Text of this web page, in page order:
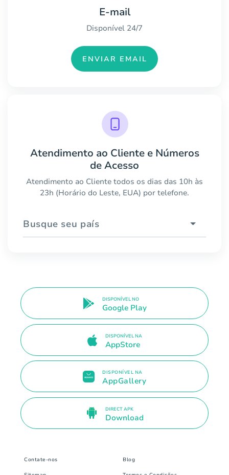
E-mail
Disponível 24/7
ENVIAR EMAIL
Atendimento ao Cliente e Números
de Acesso
Atendimento ao Cliente todos os dias das 10h às
23h (Horário do Leste, EUA) por telefone.
Busque seu país
DISPONÍVEL NO
Google Play
DISPONÍVEL NA
AppStore
DISPONÍVEL NA
AppGallery
DIRECT APK
Download
Contate-nos Blog